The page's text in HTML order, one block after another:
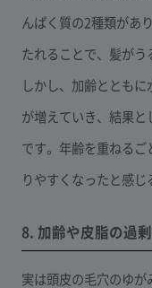
んぱく質の2種類があ
たれることで、髪がう
しかし、加齢ととも
が増えていき、結果と
です。年齢を重ねる
りやすくなったと感じ
8. 加齢や皮脂の過
実は頭皮の毛穴のゆ